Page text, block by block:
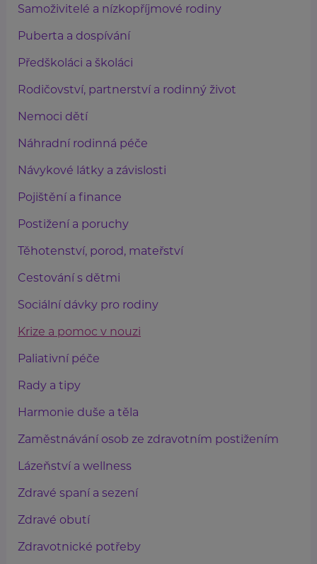
Samoživitelé a nízkopříjmové rodiny
Puberta a dospívání
Předškoláci a školáci
Rodičovství, partnerství a rodinný život
Nemoci dětí
Náhradní rodinná péče
Návykové látky a závislosti
Pojištění a finance
Postižení a poruchy
Těhotenství, porod, mateřství
Cestování s dětmi
Sociální dávky pro rodiny
Krize a pomoc v nouzi
Paliativní péče
Rady a tipy
Harmonie duše a těla
Zaměstnávání osob ze zdravotním postižením
Lázeňství a wellness
Zdravé spaní a sezení
Zdravé obutí
Zdravotnické potřeby